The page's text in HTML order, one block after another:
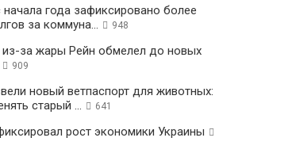
начала года зафиксировано более
за коммуна...
948
из-за жары Рейн обмелел до новых
909
новый ветпаспорт для животных:
старый ...
641
рост экономики Украины